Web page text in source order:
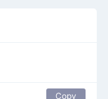
Copy